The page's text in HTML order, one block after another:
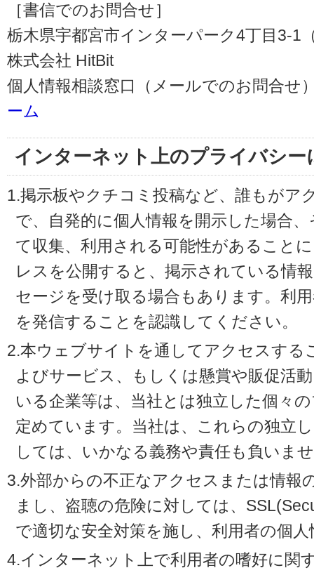
［書信でのお問合せ］
栃木県宇都宮市インターパーク4丁目3-1
株式会社 HitBit
個人情報相談窓口（メールでのお問合せ
ーム
インターネット上のプライバシー
1.掲示板やクチコミ投稿など、誰もがア
で、自発的に個人情報を開示した場合
て収集、利用される可能性があること
レスを公開すると、掲示されている情
セージを受け取る場合もあります。利
を発信することを認識してください。
2.本ウェブサイトを通してアクセスする
よびサービス、もしくは懸賞や販促活
いる企業等は、当社とは独立した個々
定めています。当社は、これらの独立
しては、いかなる義務や責任も負いま
3.外部からの不正なアクセスまたは情報
まし、盗聴の危険に対しては、
で適切な安全対策を施し、利用者の個
4.インターネット上で利用者の嗜好に関